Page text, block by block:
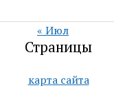
« Июл
Страницы
карта сайта